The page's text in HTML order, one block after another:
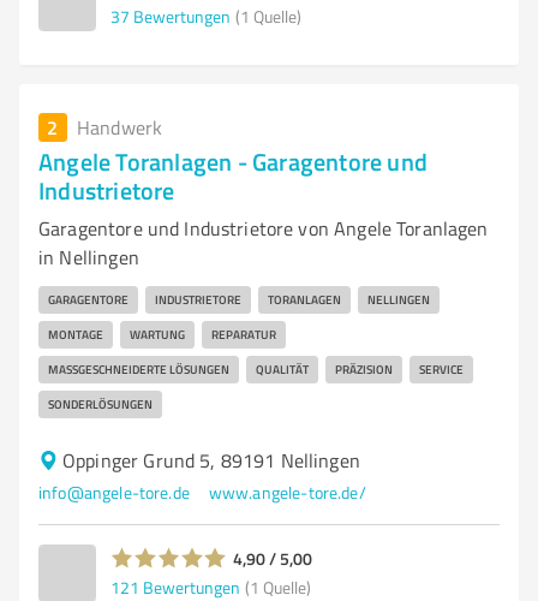
37 Bewertungen (1 Quelle)
2 Handwerk
Angele Toranlagen - Garagentore und
Industrietore
Garagentore und Industrietore von Angele Toranlagen
in Nellingen
GARAGENTORE INDUSTRIETORE TORANLAGEN NELLINGEN
MONTAGE WARTUNG REPARATUR
MASSGESCHNEIDERTE LÖSUNGEN QUALITÄT PRÄZISION SERVICE
SONDERLÖSUNGEN
Oppinger Grund 5, 89191 Nellingen
info@angele-tore.de www.angele-tore.de/
4,90 / 5,00
121 Bewertungen (1 Quelle)